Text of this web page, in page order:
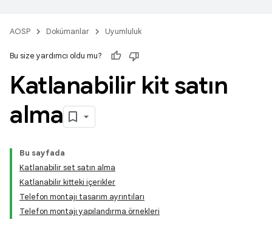
AOSP Dokümanlar Uyumluluk
Bu size yardımcı oldu mu?
Katlanabilir kit satın
alma
Bu sayfada
Katlanabilir set satın alma
Katlanabilir kitteki içerikler
Telefon montajı tasarım ayrıntıları
Telefon montajı yapılandırma örnekleri